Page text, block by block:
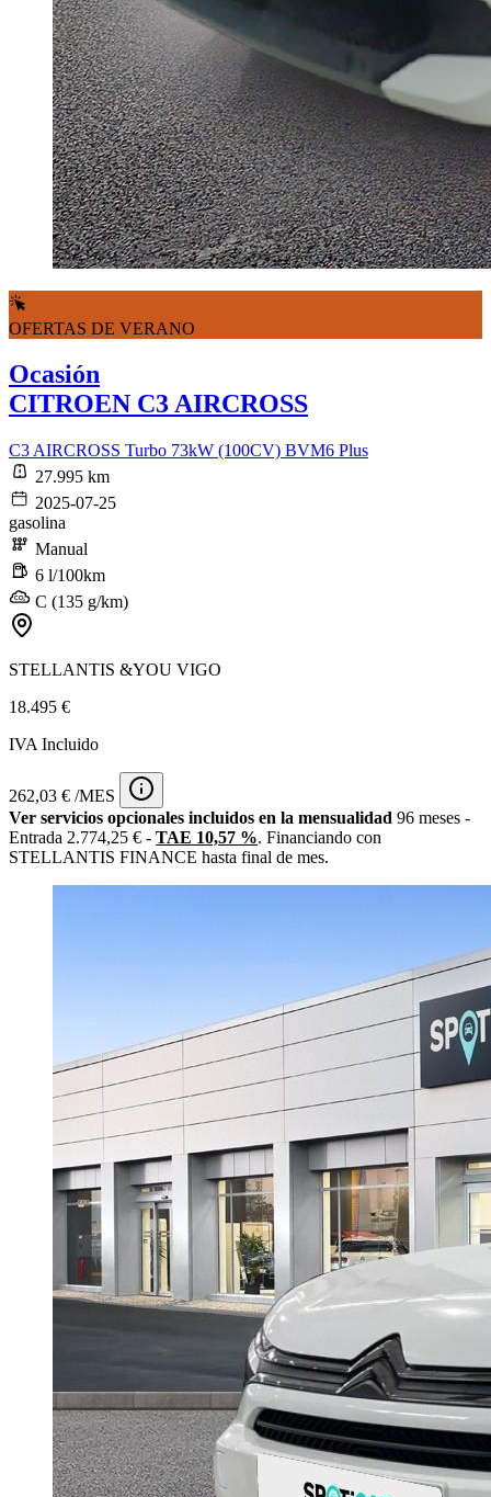
OFERTAS DE VERANO
Ocasión
CITROEN C3 AIRCROSS
C3 AIRCROSS Turbo 73kW (100CV) BVM6 Plus
27.995 km
2025-07-25
gasolina
Manual
6 l/100km
C (135 g/km)
STELLANTIS &YOU VIGO
18.495 €
IVA Incluido
262,03 € /MES
Ver servicios opcionales incluidos en la mensualidad 96 meses -
Entrada 2.774,25 € - TAE 10,57 %. Financiando con
STELLANTIS FINANCE hasta final de mes.